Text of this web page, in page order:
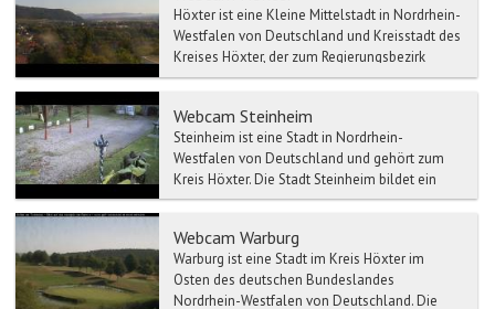
Höxter ist eine Kleine Mittelstadt in Nordrhein-
Westfalen von Deutschland und Kreisstadt des
Kreises Höxter, der zum Regierungsbezirk
Detmold gehör...
Webcam Steinheim
Steinheim ist eine Stadt in Nordrhein-
Westfalen von Deutschland und gehört zum
Kreis Höxter. Die Stadt Steinheim bildet ein
Mittelzentrum in der St...
Webcam Warburg
Warburg ist eine Stadt im Kreis Höxter im
Osten des deutschen Bundeslandes
Nordrhein-Westfalen von Deutschland. Die